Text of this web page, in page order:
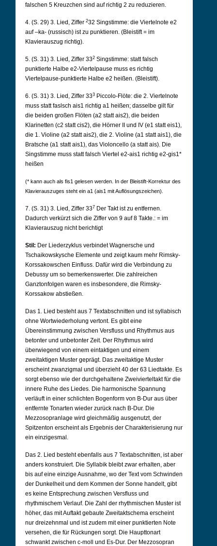
falschen 5 Kreuzchen sind auf richtig 2 zu reduzieren.
4. (S. 29) 3. Lied, Ziffer 232 Singstimme: die Viertelnote e2
auf –ka- (russisch) ist zu punktieren. (Bleistift = im
Klavierauszug richtig).
5. (S. 31) 3. Lied, Ziffer 332 Singstimme: statt falsch
punktierte Halbe e2-Viertelpause muss es richtig
Viertelpause-punktierte Halbe e2 heißen. (Bleistift).
6. (S. 31) 3. Lied, Ziffer 333 Piccolo-Flöte: die 2. Viertelnote
muss statt faslsch ais1 richtig a1 heißen; dasselbe gilt für
die beiden großen Flöten (a2 statt ais2), die beiden
Klarinetten (c2 statt cis2), die Hörner II und IV (e1 statt eis1),
die 1. Violine (a2 statt ais2), die 2. Violine (a1 statt ais1), die
Bratsche (a1 statt ais1), das Violoncello (a statt ais). Die
Singstimme muss statt falsch Viertel e2-ais1 richtig e2-gis1*
heißen
(* kann auch als fis1 gelesen werden. In der Bleistift-Korrektur des
Klavierauszuges steht ein a1 (ais1 mit Auflösungszeichen).
7. (S. 31) 3. Lied, Ziffer 337 Der Takt ist zu entfernen.
Dadurch verkürzt sich die Ziffer von 9 auf 8 Takte.: = im
Klavierauszug nicht berichtigt
Stil: Der Liederzyklus verbindet Wagnersche und
Tschaikowskysche Elemente und zeigt kaum mehr Rimsky-
Korssakowschen Einfluss. Dafür wird die Verbindung zu
Debussy um so bemerkenswerter. Die zahlreichen
Ganztonfolgen waren es insbesondere, die Rimsky-
Korssakow abstießen.
Das 1. Lied besteht aus 7 Textabschnitten und ist syllabisch
ohne Wortwiederholung vertont. Es gibt eine
Übereinstimmung zwischen Versfluss und Rhythmus aus
betonter und unbetonter Zeit. Der Rhythmus wird
überwiegend von einem eintaktigen und einem
zweitaktigen Muster geprägt. Das zweitaktige Muster
erscheint zwanzigmal und überzieht 40 der 63 Liedtakte. Es
sorgt ebenso wie der durchgehaltene Zweivierteltakt für die
innere Ruhe des Liedes. Die harmonische Spannung
verläuft in einer schlichten Bogenform von B-Dur aus über
entfernte Tonarten wieder zurück nach B-Dur. Die
Mezzosopranlage wird gleichmäßig ausgenutzt, der
Spitzenton erscheint als Ergebnis der Charakterisierung nur
ein einzigesmal.
Das 2. Lied besteht ebenfalls aus 7 Textabschnitten, ist aber
anders konstruiert. Die Syllabik bleibt zwar erhalten, aber
bis auf eine einzige Ausnahme, wo der Text vom Schwinden
der Dunkelheit und dem Kommen der Sonne handelt, gibt
es keine Entsprechung zwischen Versfluss und
rhythmischem Verlauf. Die Zahl der rhythmischen Muster ist
höher, das mit Auftakt gebaute Zweitaktschema erscheint
nur dreizehnmal und ist zudem mit einer punktierten Note
versehen, die für Rückungen sorgt. Die Haupttonart
schwankt zwischen c-moll und Es-Dur. Der Mezzosopran